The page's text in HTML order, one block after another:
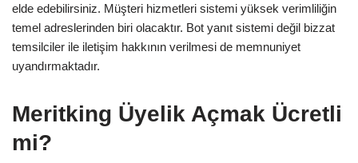
elde edebilirsiniz. Müşteri hizmetleri sistemi yüksek verimliliğin
temel adreslerinden biri olacaktır. Bot yanıt sistemi değil bizzat
temsilciler ile iletişim hakkının verilmesi de memnuniyet
uyandırmaktadır.
Meritking Üyelik Açmak Ücretli
mi?